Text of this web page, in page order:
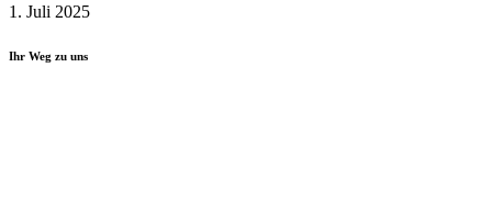
1. Juli 2025
Ihr Weg zu uns